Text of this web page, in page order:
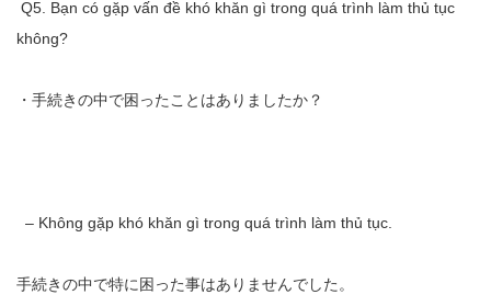
Q5. Bạn có gặp vấn đề khó khăn gì trong quá trình làm thủ tục
không?
・手続きの中で困ったことはありましたか？
– Không gặp khó khăn gì trong quá trình làm thủ tục.
手続きの中で特に困った事はありませんでした。